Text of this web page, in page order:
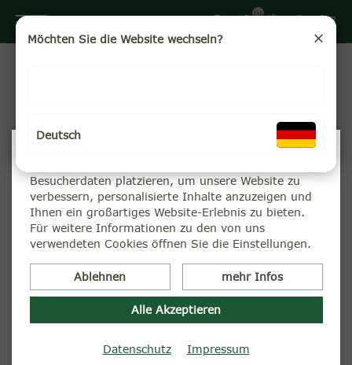
Möchten Sie die Website wechseln?
Deutsch
DE
Besucherdaten platzieren, um unsere Website zu
verbessern, personalisierte Inhalte anzuzeigen und
Ihnen ein großartiges Website-Erlebnis zu bieten.
Für weitere Informationen zu den von uns
verwendeten Cookies öffnen Sie die Einstellungen.
Ablehnen mehr Infos
Alle Akzeptieren
Datenschutz Impressum